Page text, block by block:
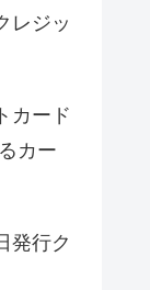
レジッ
カード
カー
発行ク